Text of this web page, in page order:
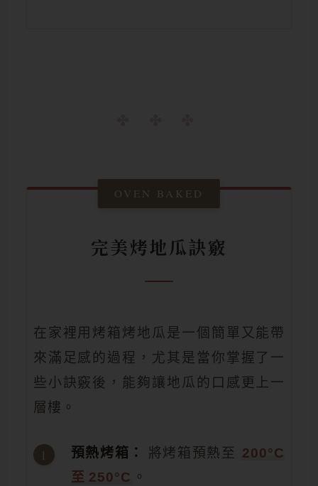
OVEN BAKED
完美烤地瓜訣竅
在家裡用烤箱烤地瓜是一個簡單又能帶
來滿足感的過程，尤其是當你掌握了一
些小訣竅後，能夠讓地瓜的口感更上一
層樓。
預熱烤箱： 將烤箱預熱至
200°C
至 250°C 。